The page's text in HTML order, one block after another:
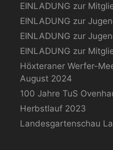
EINLADUNG zur
EINLADUNG zur
EINLADUNG zur
EINLADUNG zur
Höxteraner Werfer-
August 2024
100 Jahre TuS
Herbstlauf 2023
Landesgartenschau